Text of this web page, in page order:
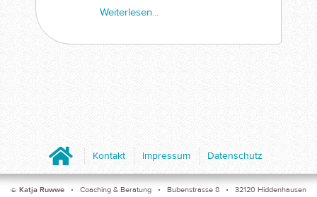
Weiterlesen...
Home
Kontakt Impressum Datenschutz
© Katja Ruwwe • Coaching & Beratung • Bubenstrasse 8 • 32120 Hiddenhausen